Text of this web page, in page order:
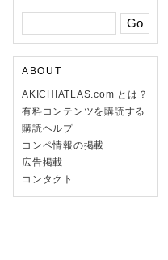
ABOUT
AKICHIATLAS.com とは？
有料コンテンツを購読する
購読ヘルプ
コンペ情報の掲載
広告掲載
コンタクト